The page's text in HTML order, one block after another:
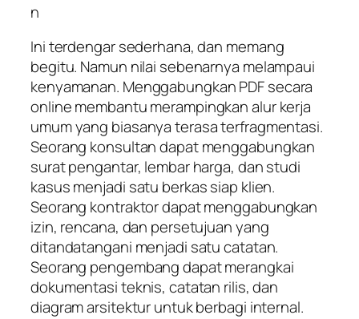
n
Ini terdengar sederhana, dan memang
begitu. Namun nilai sebenarnya melampaui
kenyamanan. Menggabungkan PDF secara
online membantu merampingkan alur kerja
umum yang biasanya terasa terfragmentasi.
Seorang konsultan dapat menggabungkan
surat pengantar, lembar harga, dan studi
kasus menjadi satu berkas siap klien.
Seorang kontraktor dapat menggabungkan
izin, rencana, dan persetujuan yang
ditandatangani menjadi satu catatan.
Seorang pengembang dapat merangkai
dokumentasi teknis, catatan rilis, dan
diagram arsitektur untuk berbagi internal.